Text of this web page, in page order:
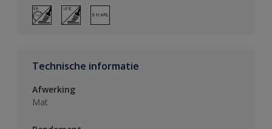
Technische informatie
Afwerking
Mat